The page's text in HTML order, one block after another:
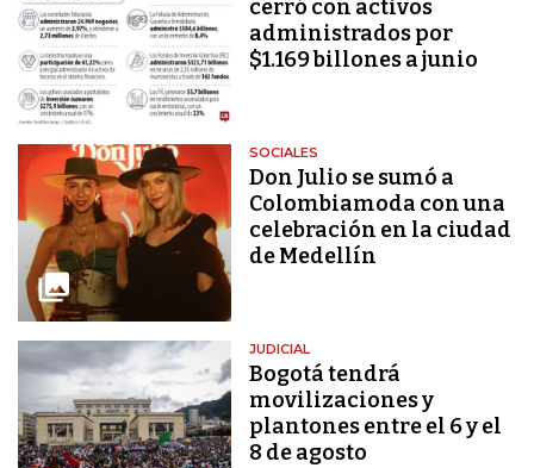
cerró con activos
administrados por
$1.169 billones a junio
SOCIALES
Don Julio se sumó a
Colombiamoda con una
celebración en la ciudad
de Medellín
JUDICIAL
Bogotá tendrá
movilizaciones y
plantones entre el 6 y el
8 de agosto